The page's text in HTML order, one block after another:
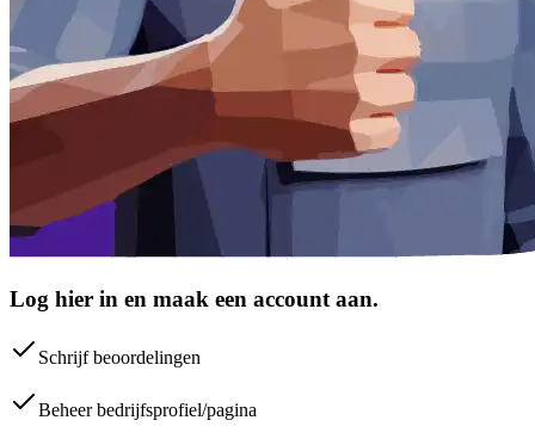
Log hier in en maak een account aan.
Schrijf beoordelingen
Beheer bedrijfsprofiel/pagina